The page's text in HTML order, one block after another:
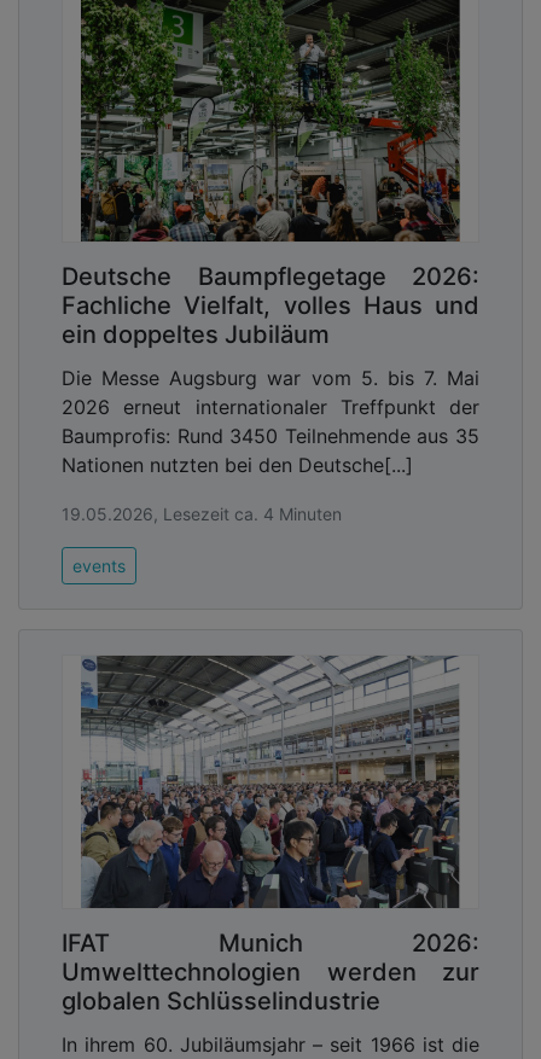
Deutsche Baumpflegetage 2026:
Fachliche Vielfalt, volles Haus und
ein doppeltes Jubiläum
Die Messe Augsburg war vom 5. bis 7. Mai
2026 erneut internationaler Treffpunkt der
Baumprofis: Rund 3450 Teilnehmende aus 35
Nationen nutzten bei den Deutsche[...]
19.05.2026, Lesezeit ca. 4 Minuten
events
IFAT Munich 2026:
Umwelttechnologien werden zur
globalen Schlüsselindustrie
In ihrem 60. Jubiläumsjahr – seit 1966 ist die